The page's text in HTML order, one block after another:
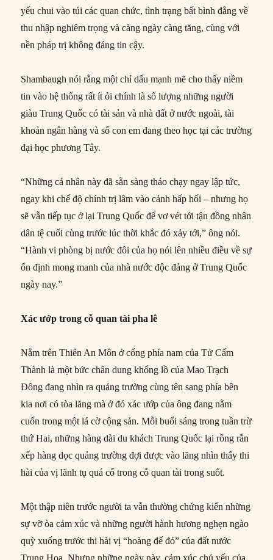
yếu chui vào túi các quan chức, tình trạng bất bình đẳng về
thu nhập nghiêm trọng và càng ngày càng tăng, cùng với
nền pháp trị không đáng tin cậy.
Shambaugh nói rằng một chỉ dấu mạnh mẽ cho thấy niềm
tin vào hệ thống rất ít ỏi chính là số lượng những người
giàu Trung Quốc có tài sản và nhà đất ở nước ngoài, tài
khoản ngân hàng và số con em đang theo học tại các trường
đại học phương Tây.
“Những cá nhân này đã sẵn sàng tháo chạy ngay lập tức,
ngay khi chế độ chính trị lâm vào cảnh hấp hối – nhưng họ
sẽ vẫn tiếp tục ở lại Trung Quốc để vơ vét tới tận đồng nhân
dân tệ cuối cùng trước lúc thời khắc đó xảy tới,” ông nói.
“Hành vi phòng bị nước đôi của họ nói lên nhiều điều về sự
ổn định mong manh của nhà nước độc đảng ở Trung Quốc
ngày nay.”
Xác ướp trong cỗ quan tài pha lê
Nằm trên Thiên An Môn ở cổng phía nam của Tử Cấm
Thành là một bức chân dung khổng lồ của Mao Trạch
Đông đang nhìn ra quảng trường cùng tên sang phía bên
kia nơi có tòa lăng mà ở đó xác ướp của ông đang nằm
cuốn trong một lá cờ cộng sản. Mỗi buổi sáng trong tuần trừ
thứ Hai, những hàng dài du khách Trung Quốc lại rồng rắn
xếp hàng dọc quảng trường đợi được vào lăng nhìn thấy thi
hài của vị lãnh tụ quá cố trong cỗ quan tài trong suốt.
Một thập niên trước người ta vẫn thường chứng kiến những
sự vỡ òa cảm xúc và những người hành hương nghẹn ngào
quỳ xuống trước thi hài vị “hoàng đế đỏ” của đất nước